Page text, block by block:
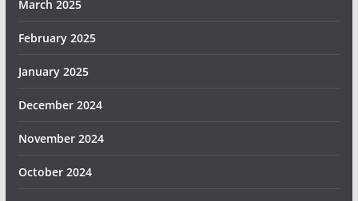
March 2025
February 2025
January 2025
December 2024
November 2024
October 2024